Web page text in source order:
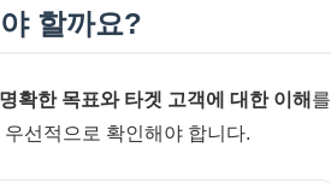
할까요?
명확한 목표와 타겟 고객에 대한 이해 를
선적으로 확인해야 합니다.